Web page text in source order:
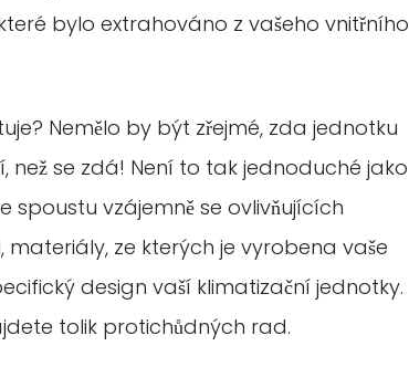
bylo extrahováno z vašeho vnitřního
Nemělo by být zřejmé, zda jednotku
než se zdá! Není to tak jednoduché jako
spoustu vzájemně se ovlivňujících
materiály, ze kterých je vyrobena vaše
design vaší klimatizační jednotky.
tolik protichůdných rad.